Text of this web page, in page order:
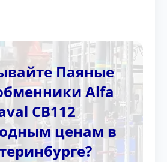
Паяные
Alfa
CB112
ценам в